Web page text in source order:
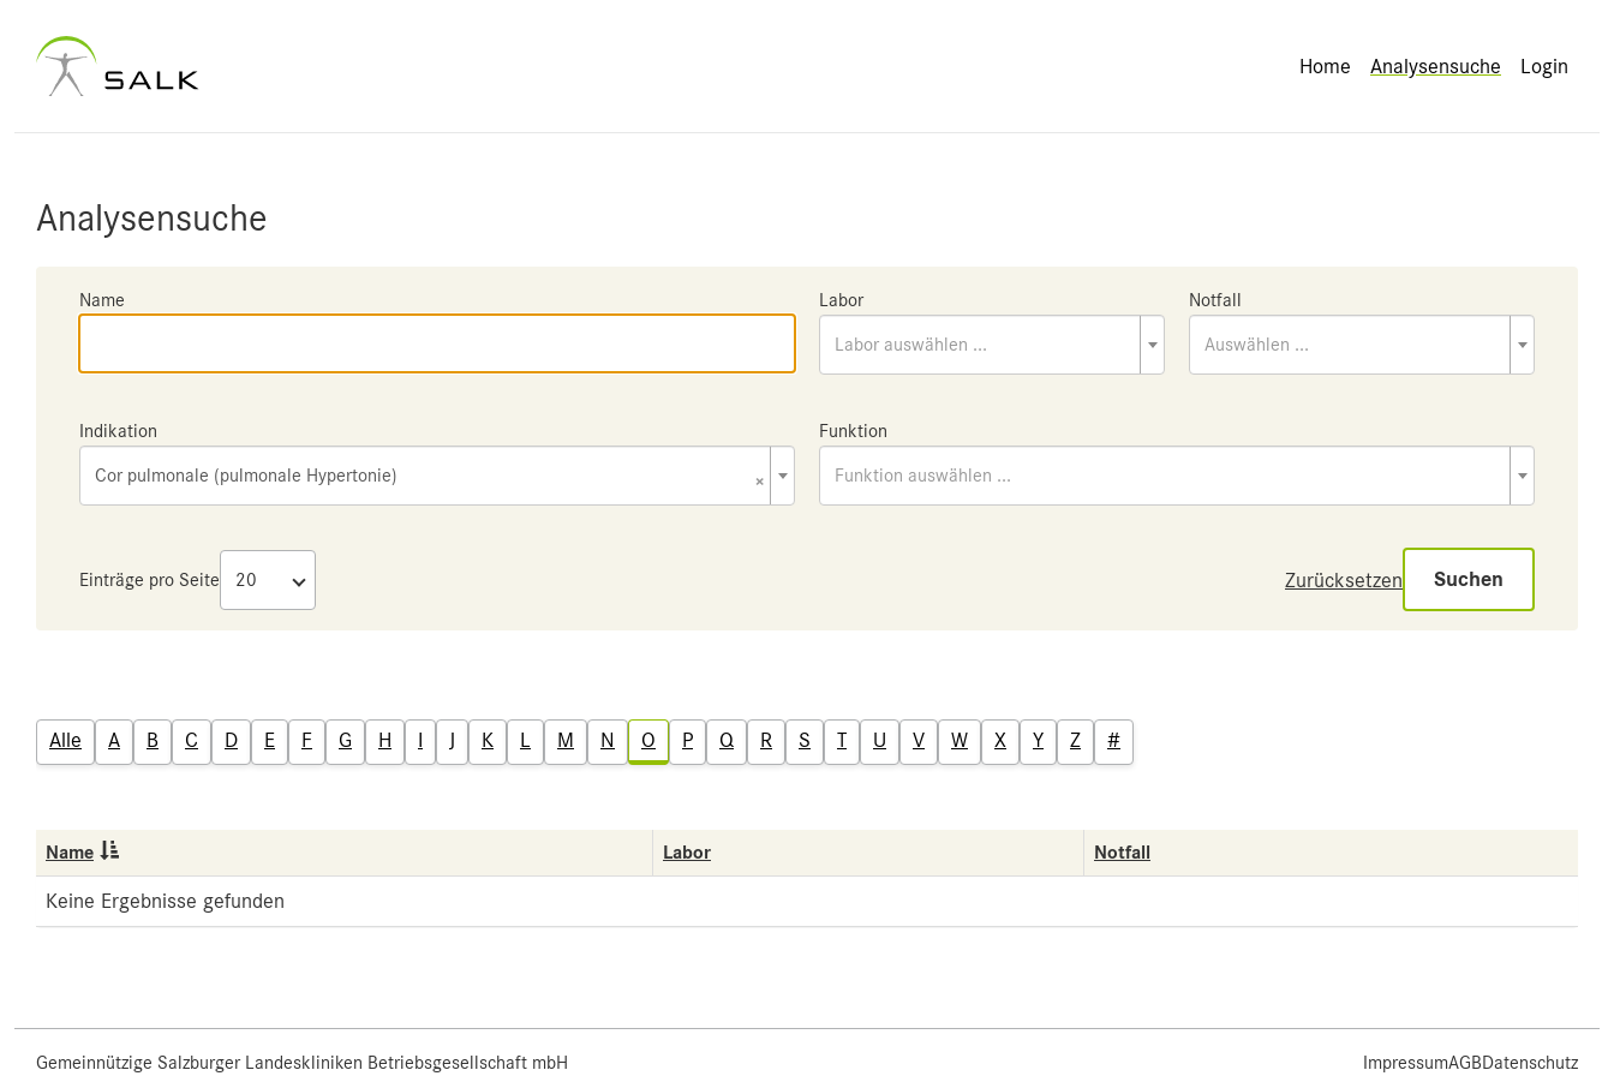
Home Analysensuche Login
Analysensuche
Name Labor
Labor auswählen ...
Notfall
Auswählen ...
Indikation
×
Cor pulmonale (pulmonale Hypertonie)
Funktion
Funktion auswählen ...
Einträge pro Seite Zurücksetzen Suchen
Alle A B C D E F G H I J K L M N O P Q R S T U V W X Y Z #
Name Labor Notfall
Keine Ergebnisse gefunden
Gemeinnützige Salzburger Landeskliniken Betriebsgesellschaft mbH ImpressumAGBDatenschutz